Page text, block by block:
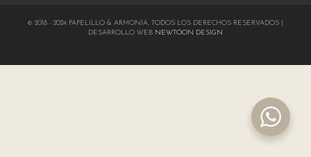
© 2018 - 2024 PAPELILLO & ARMONÍA, TODOS LOS DERECHOS RESERVADOS |
DESARROLLO WEB NEWTOON DESIGN